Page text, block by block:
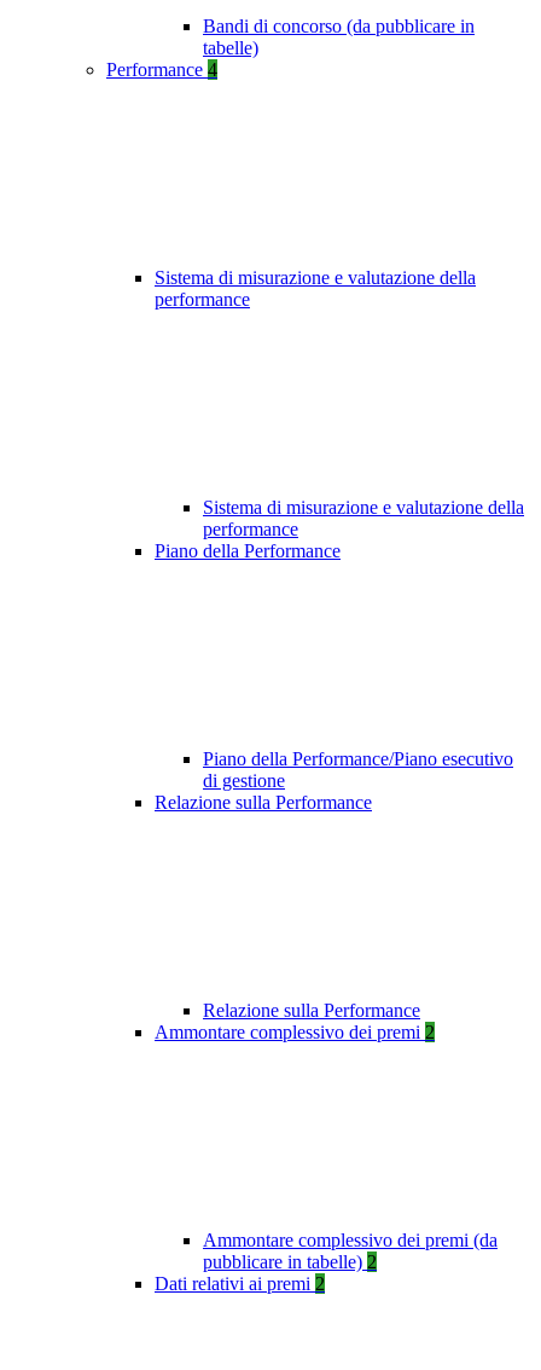
Bandi di concorso (da pubblicare in
tabelle)
Performance 4
Sistema di misurazione e valutazione della
performance
Sistema di misurazione e valutazione della
performance
Piano della Performance
Piano della Performance/Piano esecutivo
di gestione
Relazione sulla Performance
Relazione sulla Performance
Ammontare complessivo dei premi 2
Ammontare complessivo dei premi (da
pubblicare in tabelle) 2
Dati relativi ai premi 2